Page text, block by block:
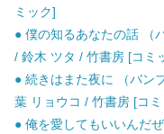
ミック]
● 僕の知るあなたの話 （
/ 鈴木 ツタ / 竹書房 [コミ
● 続きはまた夜に （バン
葉 リョウコ / 竹書房 [コ
● 俺を愛してもいいんだ